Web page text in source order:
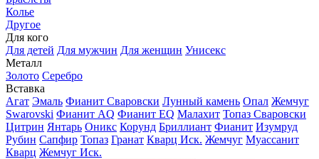
Колье
Другое
Для кого
Для детей Для мужчин Для женщин Унисекс
Металл
Золото Серебро
Вставка
Агат Эмаль Фианит Сваровски Лунный камень Опал Жемчуг
Swarovski Фианит AQ Фианит EQ Малахит Топаз Сваровски
Цитрин Янтарь Оникс Корунд Бриллиант Фианит Изумруд
Рубин Сапфир Топаз Гранат Кварц Иск. Жемчуг Муассанит
Кварц Жемчуг Иск.